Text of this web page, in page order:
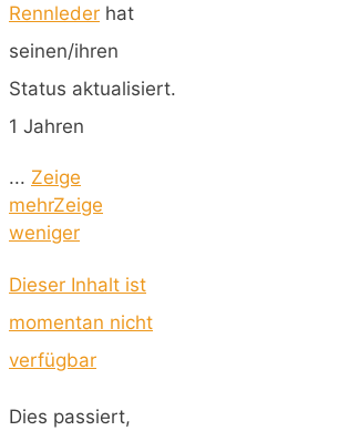
Rennleder hat
seinen/ihren
Status aktualisiert.
1 Jahren
... Zeige
mehrZeige
weniger
Dieser Inhalt ist
momentan nicht
verfügbar
Dies passiert,